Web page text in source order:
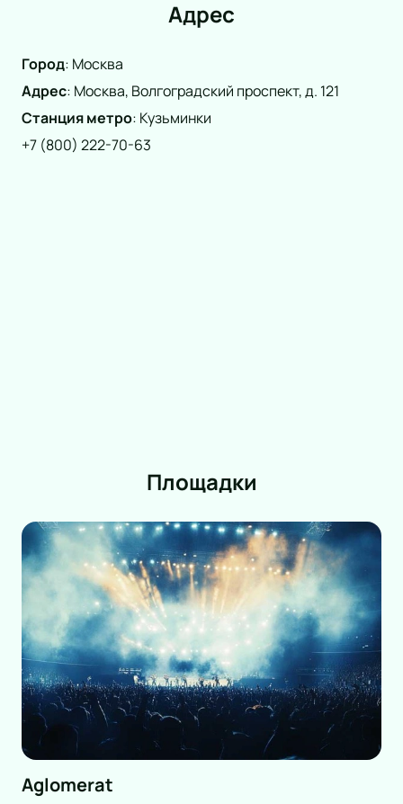
Адрес
Город: Москва
Адрес: Москва, Волгоградский проспект, д. 121
Станция метро: Кузьминки
+7 (800) 222-70-63
Площадки
Aglomerat